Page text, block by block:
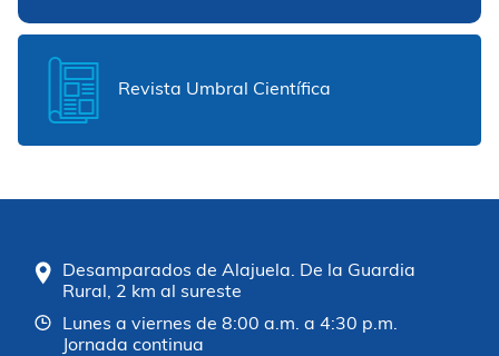
Revista Umbral Científica
Desamparados de Alajuela. De la Guardia
Rural, 2 km al sureste
Lunes a viernes de 8:00 a.m. a 4:30 p.m.
Jornada continua